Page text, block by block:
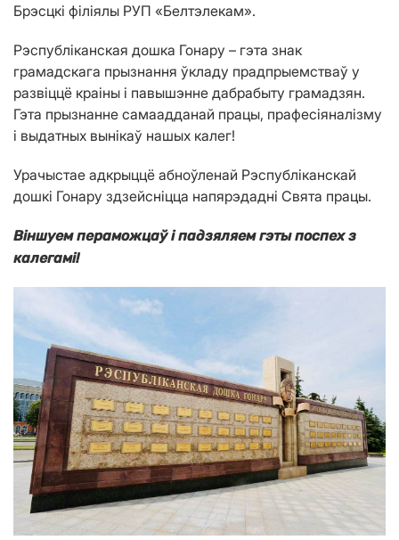
Брэсцкі філіялы РУП «Белтэлекам».
Рэспубліканская дошка Гонару – гэта знак
грамадскага прызнання ўкладу прадпрыемстваў у
развіццё краіны і павышэнне дабрабыту грамадзян.
Гэта прызнанне самаадданай працы, прафесіяналізму
і выдатных вынікаў нашых калег!
Урачыстае адкрыццё абноўленай Рэспубліканскай
дошкі Гонару здзейсніцца напярэдадні Свята працы.
Віншуем пераможцаў і падзяляем гэты поспех з
калегамі!